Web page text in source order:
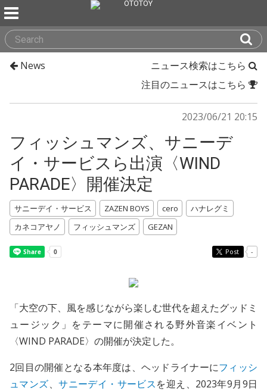
News
ニュース検索はこちら
注目のニュースはこちら
2023/06/21 20:15
フィッシュマンズ、サニーデ
イ・サービスら出演〈WIND
PARADE〉開催決定
サニーデイ・サービス ZAZEN BOYS cero
ハナレグミ
カネコアヤノ
フィッシュマンズ GEZAN
Post -
「大空の下、風を感じながら楽しむ世代を超えたグッドミ
ュージック」をテーマに開催される野外音楽イベント
〈WIND PARADE〉の開催が決定した。
2回目の開催となる本年度は、ヘッドライナーにフィッシ
ュマンズ、サニーデイ・サービスを迎え、2023年9月9日